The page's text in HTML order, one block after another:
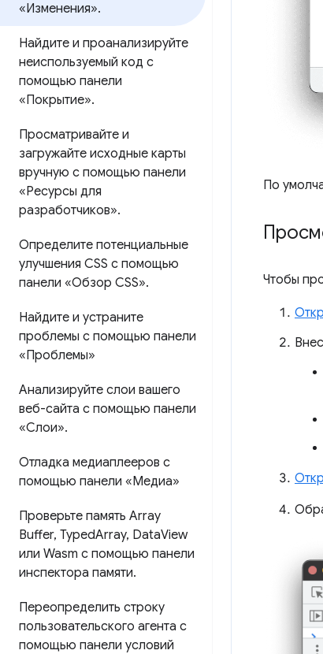
«Изменения».
Найдите и проанализируйте
неиспользуемый код с
помощью панели
«Покрытие».
Просматривайте и
загружайте исходные карты
вручную с помощью панели
«Ресурсы для
разработчиков».
Определите потенциальные
улучшения CSS с помощью
панели «Обзор CSS».
Найдите и устраните
проблемы с помощью панели
«Проблемы»
Анализируйте слои вашего
веб-сайта с помощью панели
«Слои».
Отладка медиаплееров с
помощью панели «Медиа»
Проверьте память Array
Buffer, TypedArray, DataView
или Wasm с помощью панели
инспектора памяти.
Переопределить строку
пользовательского агента с
помощью панели условий
По
Чтобы